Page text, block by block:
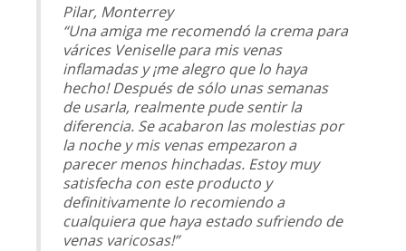
Pilar, Monterrey
“Una amiga me recomendó la crema para
várices Veniselle para mis venas
inflamadas y ¡me alegro que lo haya
hecho! Después de sólo unas semanas
de usarla, realmente pude sentir la
diferencia. Se acabaron las molestias por
la noche y mis venas empezaron a
parecer menos hinchadas. Estoy muy
satisfecha con este producto y
definitivamente lo recomiendo a
cualquiera que haya estado sufriendo de
venas varicosas!”